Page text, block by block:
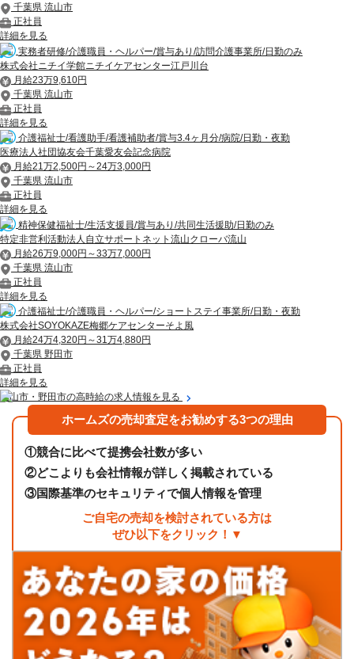
千葉県 流山市
正社員
詳細を見る
実務者研修/介護職員・ヘルパー/賞与あり/訪問介護事業所/日勤のみ
株式会社ニチイ学館ニチイケアセンター江戸川台
月給23万9,610円
千葉県 流山市
正社員
詳細を見る
介護福祉士/看護助手/看護補助者/賞与3.4ヶ月分/病院/日勤・夜勤
医療法人社団協友会千葉愛友会記念病院
月給21万2,500円～24万3,000円
千葉県 流山市
正社員
詳細を見る
精神保健福祉士/生活支援員/賞与あり/共同生活援助/日勤のみ
特定非営利活動法人自立サポートネット流山クローバ流山
月給26万9,000円～33万7,000円
千葉県 流山市
正社員
詳細を見る
介護福祉士/介護職員・ヘルパー/ショートステイ事業所/日勤・夜勤
株式会社SOYOKAZE梅郷ケアセンターそよ風
月給24万4,320円～31万4,880円
千葉県 野田市
正社員
詳細を見る
流山市・野田市の高時給の求人情報を見る
ホームズの売却査定をお勧めする3つの理由
①競合に比べて提携会社数が多い
②どこよりも会社情報が詳しく掲載されている
③国際基準のセキュリティで個人情報を管理
ご自宅の売却を検討されている方は
ぜひ以下をクリック！▼